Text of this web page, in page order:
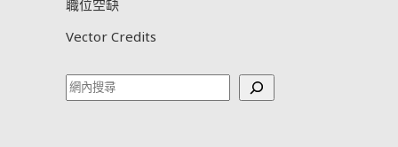
職位空缺
Vector Credits
Search